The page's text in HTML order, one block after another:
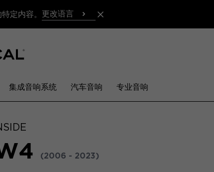
定内容。 更改语言
集成音响系统 汽车音响 专业音响
(2006 - 2023)